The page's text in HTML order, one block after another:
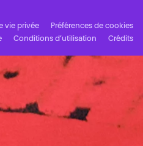
vie privée
Préférences de cookies
Conditions d’utilisation Crédits